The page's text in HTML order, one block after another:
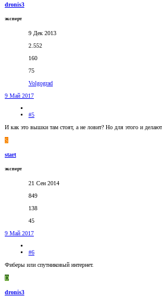
dronis3
эксперт
9 Дек 2013
2.552
160
75
Volgograd
9 Май 2017
#5
И как это вышки там стоят, а не ловит? Но для этого и
S
start
эксперт
21 Сен 2014
849
138
45
9 Май 2017
#6
Фиберы или спутниковый интернет.
D
dronis3